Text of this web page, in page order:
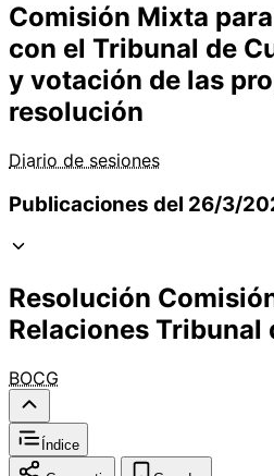
Comisión Mixta
con el Tribunal de
y votación de las
resolución
Diario de sesiones
Publicaciones del 26/3/
Resolución
Relaciones Tribunal
BOCG
Índice